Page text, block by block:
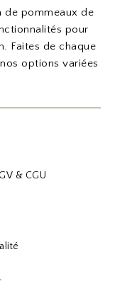
de pommeaux de
pour
Faites de chaque
options variées
& CGU